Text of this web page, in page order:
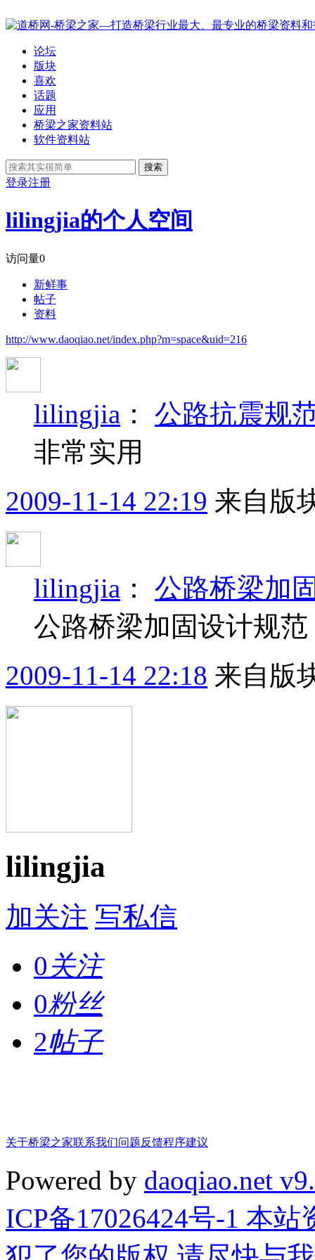
论坛
版块
喜欢
话题
应用
桥梁之家资料站
软件资料站
搜索
登录注册
lilingjia的个人空间
访问量0
新鲜事
帖子
资料
http://www.daoqiao.net/index.php?m=space&uid=216
lilingjia ： 公路抗震规
非常实用
2009-11-14 22:19 来自版
lilingjia ： 公路桥梁加
公路桥梁加固设计规范
2009-11-14 22:18 来自版
lilingjia
加关注 写私信
0关注
0粉丝
2帖子
关于桥梁之家联系我们问题反馈程序建议
Powered by daoqiao.net
ICP备17026424号-1 本